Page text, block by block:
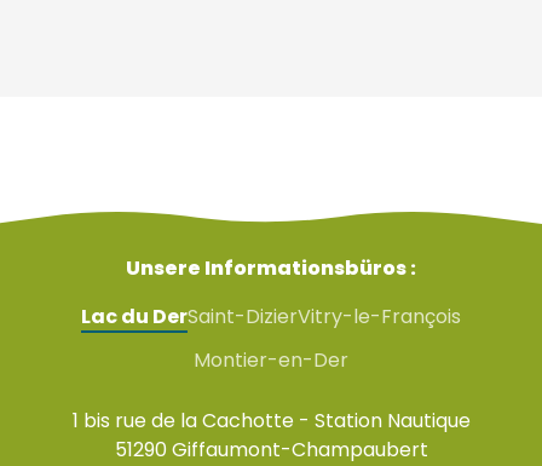
Unsere Informationsbüros :
Lac du DerSaint-DizierVitry-le-François
Montier-en-Der
1 bis rue de la Cachotte - Station Nautique
51290 Giffaumont-Champaubert